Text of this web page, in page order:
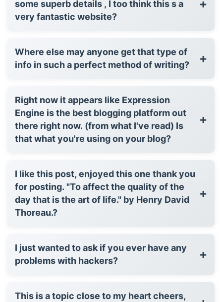
some superb details , I too think this s a
very fantastic website?
+
Where else may anyone get that type of
info in such a perfect method of writing?
+
Right now it appears like Expression
Engine is the best blogging platform out
there right now. (from what I've read) Is
that what you're using on your blog?
+
I like this post, enjoyed this one thank you
for posting. "To affect the quality of the
day that is the art of life." by Henry David
Thoreau.?
+
I just wanted to ask if you ever have any
problems with hackers?
+
This is a topic close to my heart cheers,